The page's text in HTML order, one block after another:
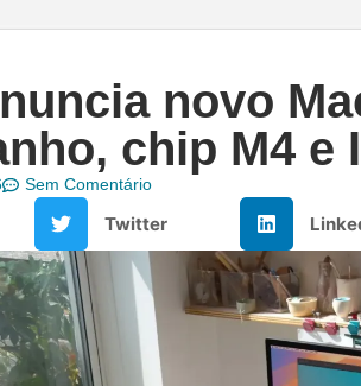
novo
chip M4 e
Sem Comentário
Twitter